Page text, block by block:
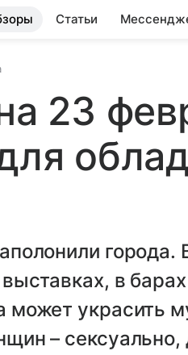
Статьи
23
города.
в барах
может украсить
–